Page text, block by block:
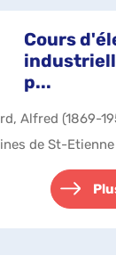
Cours
p...
Alfred (1869-
de St-Etienne